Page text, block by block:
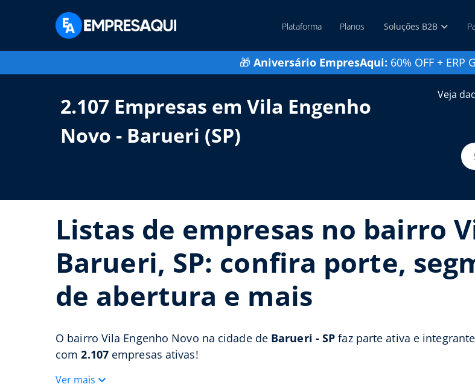
Plataforma Planos Soluções B2B
🎁 Aniversário EmpresAqui: 60% OFF +
2.107 Empresas em Vila Engenho
Novo - Barueri (SP)
Veja
Listas de empresas no bairro
Barueri, SP: confira porte,
de abertura e mais
O bairro Vila Engenho Novo na cidade de Barueri - SP faz parte ativa e
com2.107empresas ativas!
Ver mais